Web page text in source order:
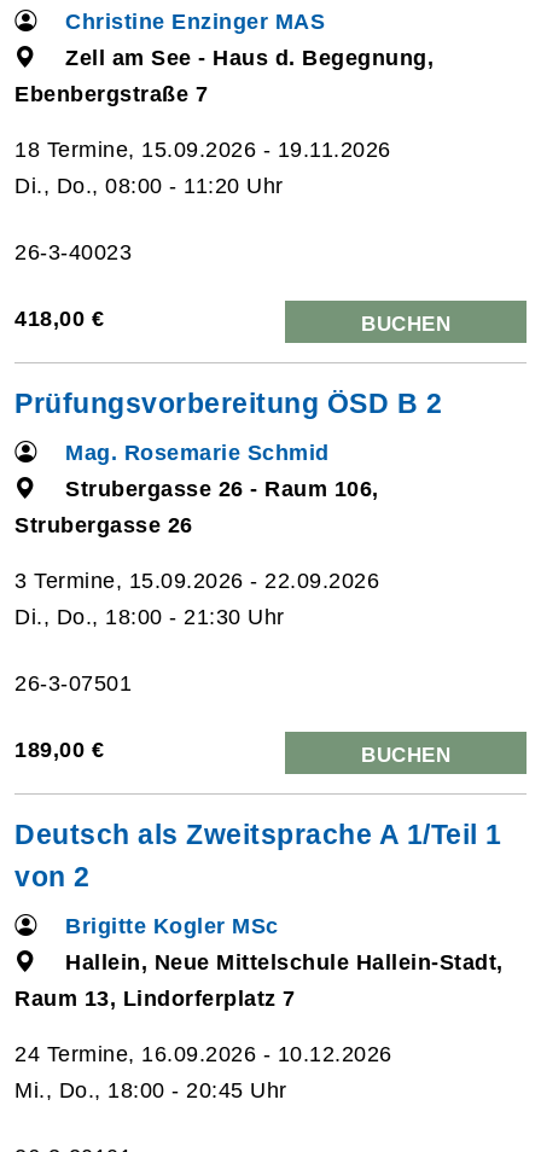
Christine Enzinger MAS
Zell am See - Haus d. Begegnung,
Ebenbergstraße 7
18 Termine, 15.09.2026 - 19.11.2026
Di., Do., 08:00 - 11:20 Uhr
26-3-40023
418,00 € BUCHEN
Prüfungsvorbereitung ÖSD B 2
Mag. Rosemarie Schmid
Strubergasse 26 - Raum 106,
Strubergasse 26
3 Termine, 15.09.2026 - 22.09.2026
Di., Do., 18:00 - 21:30 Uhr
26-3-07501
189,00 € BUCHEN
Deutsch als Zweitsprache A 1/Teil 1
von 2
Brigitte Kogler MSc
Hallein, Neue Mittelschule Hallein-Stadt,
Raum 13, Lindorferplatz 7
24 Termine, 16.09.2026 - 10.12.2026
Mi., Do., 18:00 - 20:45 Uhr